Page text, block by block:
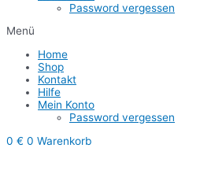
Password vergessen
Menü
Home
Shop
Kontakt
Hilfe
Mein Konto
Password vergessen
0 € 0 Warenkorb